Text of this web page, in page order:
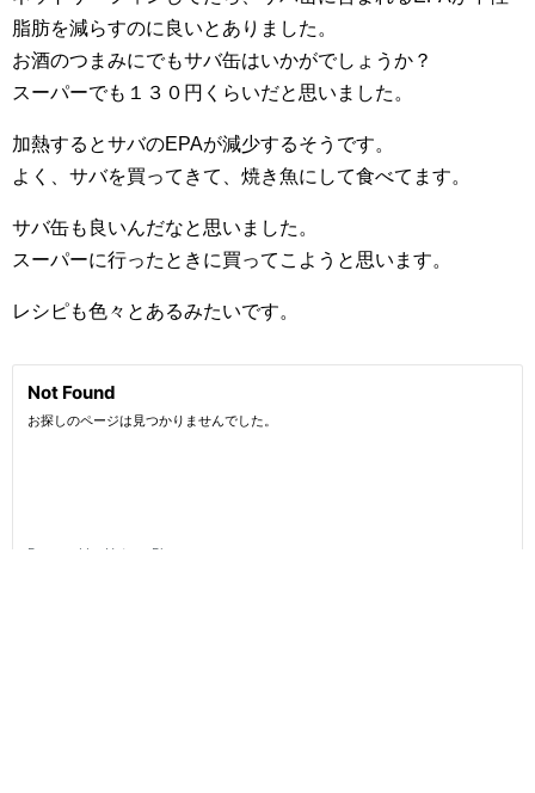
脂肪を減らすのに良いとありました。
お酒のつまみにでもサバ缶はいかがでしょうか？
スーパーでも１３０円くらいだと思いました。
加熱するとサバのEPAが減少するそうです。
よく、サバを買ってきて、焼き魚にして食べてます。
サバ缶も良いんだなと思いました。
スーパーに行ったときに買ってこようと思います。
レシピも色々とあるみたいです。